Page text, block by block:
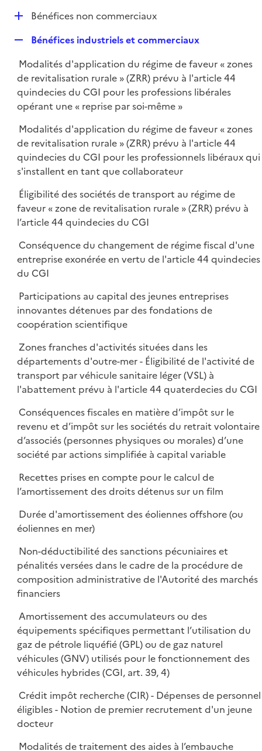
e
r
D
l
i
e
r
Bénéfices non commerciaux
p
l
i
e
r
Bénéfices industriels et commerciaux
Modalités d'application du régime de faveur « zones
de revitalisation rurale » (ZRR) prévu à l'article 44
quindecies du CGI pour les professions libérales
opérant une « reprise par soi-même »
Modalités d'application du régime de faveur « zones
de revitalisation rurale » (ZRR) prévu à l'article 44
quindecies du CGI pour les professionnels libéraux qui
s'installent en tant que collaborateur
Éligibilité des sociétés de transport au régime de
faveur « zone de revitalisation rurale » (ZRR) prévu à
l’article 44 quindecies du CGI
Conséquence du changement de régime fiscal d'une
entreprise exonérée en vertu de l'article 44 quindecies
du CGI
Participations au capital des jeunes entreprises
innovantes détenues par des fondations de
coopération scientifique
Zones franches d'activités situées dans les
départements d'outre-mer - Éligibilité de l'activité de
transport par véhicule sanitaire léger (VSL) à
l'abattement prévu à l'article 44 quaterdecies du CGI
Conséquences fiscales en matière d’impôt sur le
revenu et d’impôt sur les sociétés du retrait volontaire
d’associés (personnes physiques ou morales) d’une
société par actions simplifiée à capital variable
Recettes prises en compte pour le calcul de
l’amortissement des droits détenus sur un film
Durée d'amortissement des éoliennes offshore (ou
éoliennes en mer)
Non-déductibilité des sanctions pécuniaires et
pénalités versées dans le cadre de la procédure de
composition administrative de l'Autorité des marchés
financiers
Amortissement des accumulateurs ou des
équipements spécifiques permettant l’utilisation du
gaz de pétrole liquéfié (GPL) ou de gaz naturel
véhicules (GNV) utilisés pour le fonctionnement des
véhicules hybrides (CGI, art. 39, 4)
Crédit impôt recherche (CIR) - Dépenses de personnel
éligibles - Notion de premier recrutement d'un jeune
docteur
Modalités de traitement des aides à l’embauche